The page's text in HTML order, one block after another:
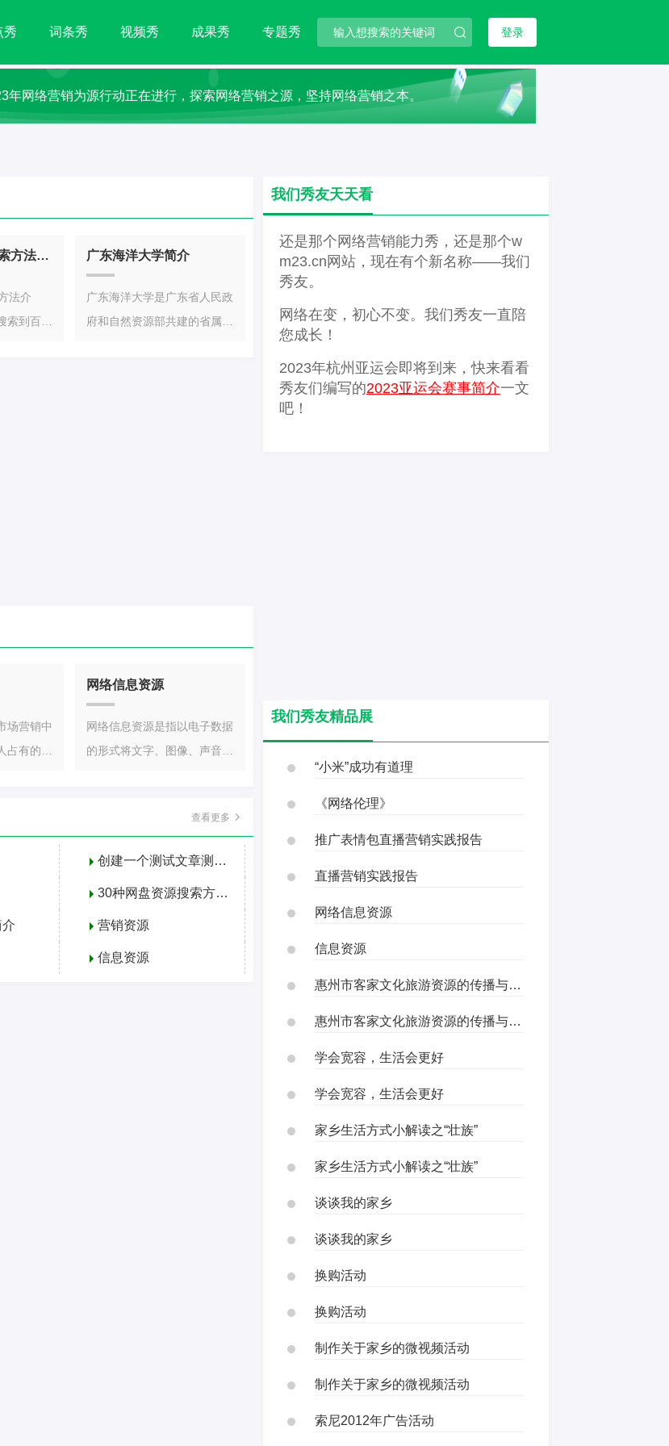
秀 词条秀 视频秀 成果秀 专题秀 登录
年网络营销为源行动正在进行，探索网络营销之源，坚持网络营销之本。
30种网盘资源搜索方法介绍
法介
到百度
广东海洋大学简介
广东海洋大学是广东省人民政
府和自然资源部共建的省属重
场营销中
占有的核
网络信息资源
网络信息资源是指以电子数据
的形式将文字、图像、声音、
查看更多
创建一个测试文章测试1
30种网盘资源搜索方法介绍
营销资源
信息资源
我们秀友天天看
还是那个网络营销能力秀，还是那个w
m23.cn网站，现在有个新名称——我们
秀友。
网络在变，初心不变。我们秀友一直陪
您成长！
2023年杭州亚运会即将到来，快来看看
秀友们编写的2023亚运会赛事简介一文
吧！
我们秀友精品展
“小米”成功有道理
《网络伦理》
推广表情包直播营销实践报告
直播营销实践报告
网络信息资源
信息资源
惠州市客家文化旅游资源的传播与开发
惠州市客家文化旅游资源的传播与开发
学会宽容，生活会更好
学会宽容，生活会更好
家乡生活方式小解读之“壮族”
家乡生活方式小解读之“壮族”
谈谈我的家乡
谈谈我的家乡
换购活动
换购活动
制作关于家乡的微视频活动
制作关于家乡的微视频活动
索尼2012年广告活动